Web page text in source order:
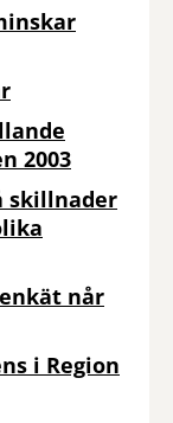
2003
skillnader
når
i Region